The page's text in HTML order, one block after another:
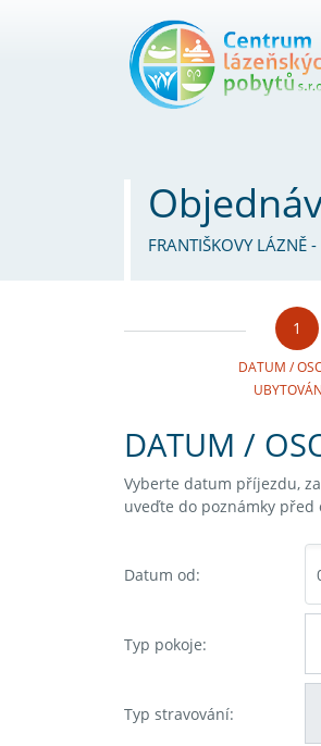
FRANTIŠKOVY LÁZNĚ
1
DATUM /
DATUM /
Vyberte datum příjezdu,
uveďte do poznámky před
Datum od:
Typ pokoje:
Typ stravování: